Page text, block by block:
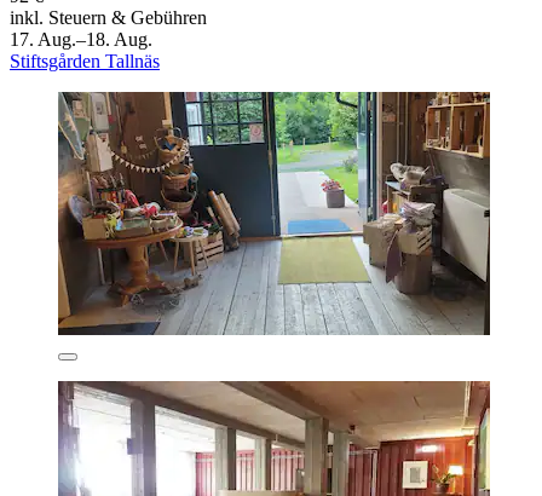
inkl. Steuern & Gebühren
17. Aug.–18. Aug.
Stiftsgården Tallnäs